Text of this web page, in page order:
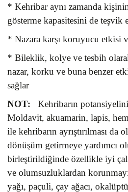
* Kehribar aynı zamanda
gösterme kapasitesini de teşvik
* Nazara karşı koruyucu etkisi
* Bileklik, kolye ve tesbih
nazar, korku ve buna benzer
sağlar
NOT:
Kehribarın
Moldavit, akuamarin, lapis,
ile kehribarın ayrıştırılması da
dönüşüm getirmeye yardımcı
birleştirildiğinde özellikle iyi
ve olumsuzluklardan
yağı, paçuli, çay ağacı,